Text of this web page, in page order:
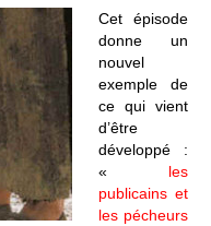
Cet épisode
donne un
nouvel
exemple de
ce qui vient
d’être
développé :
« les
publicains et
les pécheurs